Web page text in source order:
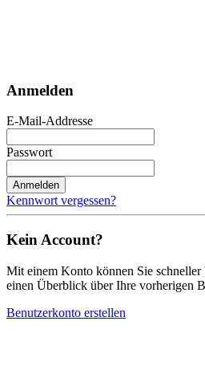
Anmelden
E-Mail-Addresse
Passwort
Anmelden
Kennwort vergessen?
Kein Account?
Mit einem Konto können Sie schneller
einen Überblick über Ihre vorherigen
Benutzerkonto erstellen